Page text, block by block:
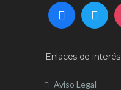
Enlaces de interés
Aviso Legal